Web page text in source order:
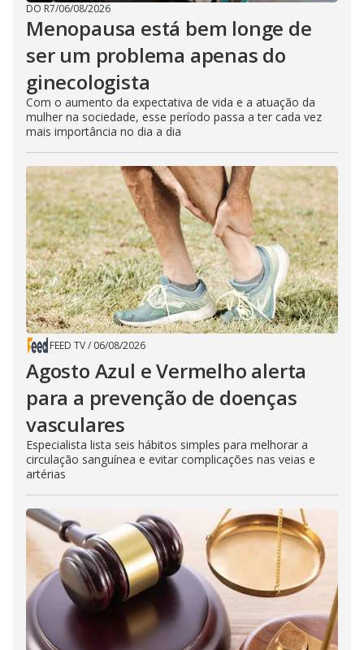
DO R7/06/08/2026
Menopausa está bem longe de
ser um problema apenas do
ginecologista
Com o aumento da expectativa de vida e a atuação da
mulher na sociedade, esse período passa a ter cada vez
mais importância no dia a dia
FEED TV/ 06/08/2026
Agosto Azul e Vermelho alerta
para a prevenção de doenças
vasculares
Especialista lista seis hábitos simples para melhorar a
circulação sanguínea e evitar complicações nas veias e
artérias